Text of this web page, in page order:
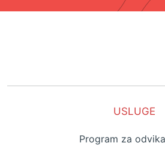
USLUGE
Program za